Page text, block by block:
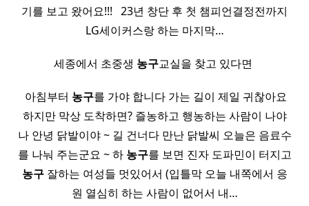
기를 보고 왔어요!!! ​ ​ 23년 창단 후 첫 챔피언결정전까지
LG세이커스랑 하는 마지막…
세종에서 초중생 농구교실을 찾고 있다면 ​
​ 아침부터 농구를 가야 합니다 가는 길이 제일 귀찮아요
하지만 막상 도착하면? 즐농하고 행농하는 사람이 나야
나 안녕 닭발이야 ~ 길 건너다 만난 닭발씨 오늘은 음료수
를 나눠 주는군요 ~ 하 농구를 보면 진자 도파민이 터지고
농구잘하는 여성들 멋있어서 (입틀막 오늘 내쪽에서 응
원 열심히 하는 사람이 없어서 내…